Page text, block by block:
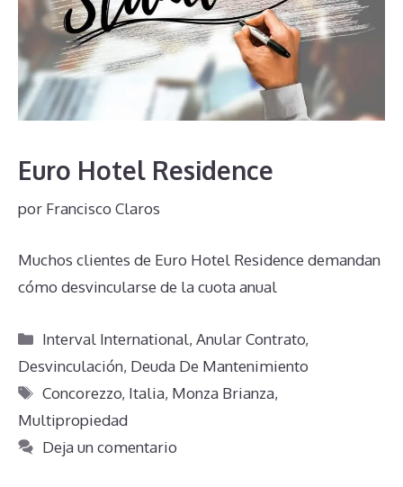
Euro Hotel Residence
por Francisco Claros
Muchos clientes de Euro Hotel Residence demandan
cómo desvincularse de la cuota anual
Categorías
Interval International,Anular Contrato,
Desvinculación, Deuda De Mantenimiento
Etiquetas
Concorezzo, Italia, Monza Brianza,
Multipropiedad
Deja un comentario